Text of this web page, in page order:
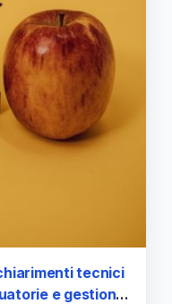
tecnici
e gestione